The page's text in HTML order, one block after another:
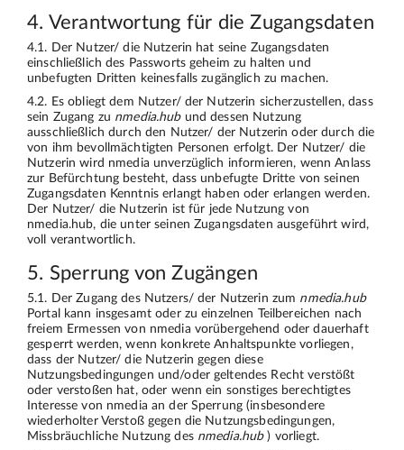
4. Verantwortung für die Zugangsdaten
4.1. Der Nutzer/ die Nutzerin hat seine Zugangsdaten
einschließlich des Passworts geheim zu halten und
unbefugten Dritten keinesfalls zugänglich zu machen.
4.2. Es obliegt dem Nutzer/ der Nutzerin sicherzustellen, dass
sein Zugang zu nmedia.hubund dessen Nutzung
ausschließlich durch den Nutzer/ der Nutzerin oder durch die
von ihm bevollmächtigten Personen erfolgt. Der Nutzer/ die
Nutzerin wird nmedia unverzüglich informieren, wenn Anlass
zur Befürchtung besteht, dass unbefugte Dritte von seinen
Zugangsdaten Kenntnis erlangt haben oder erlangen werden.
Der Nutzer/ die Nutzerin ist für jede Nutzung von
nmedia.hub, die unter seinen Zugangsdaten ausgeführt wird,
voll verantwortlich.
5. Sperrung von Zugängen
5.1. Der Zugang des Nutzers/ der Nutzerin zum nmedia.hub
Portal kann insgesamt oder zu einzelnen Teilbereichen nach
freiem Ermessen von nmedia vorübergehend oder dauerhaft
gesperrt werden, wenn konkrete Anhaltspunkte vorliegen,
dass der Nutzer/ die Nutzerin gegen diese
Nutzungsbedingungen und/oder geltendes Recht verstößt
oder verstoßen hat, oder wenn ein sonstiges berechtigtes
Interesse von nmedia an der Sperrung (insbesondere
wiederholter Verstoß gegen die Nutzungsbedingungen,
Missbräuchliche Nutzung des nmedia.hub) vorliegt.